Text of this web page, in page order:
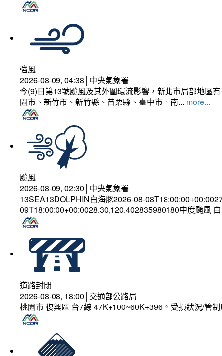
強風
2026-08-09, 04:38│中央氣象署
今(9)日第13號颱風及其外圍環流影響，新北市局部地區
園市、新竹市、新竹縣、苗栗縣、臺中市、南... more...
颱風
2026-08-09, 02:30│中央氣象署
13SEA13DOLPHIN白海豚2026-08-
09T18:00:00+00:0028.30,120.402835980180中度颱風
道路封閉
2026-08-08, 18:00│交通部公路局
桃園市 復興區 台7線 47K+100~60K+396。受損狀況/管